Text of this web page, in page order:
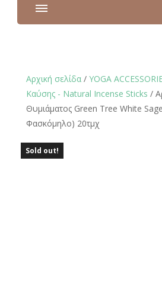
Αρχική σελίδα / YOGA
Καύσης - Natural Incense Sticks /
Θυμιάματος Green Tree White
Φασκόμηλο) 20τμχ
Sold out!